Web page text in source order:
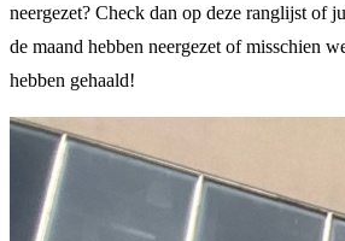
neergezet? Check dan op deze ranglijst of
de maand hebben neergezet of misschien
hebben gehaald!